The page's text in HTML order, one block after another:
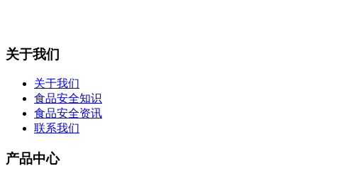
关于我们
关于我们
食品安全知识
食品安全资讯
联系我们
产品中心